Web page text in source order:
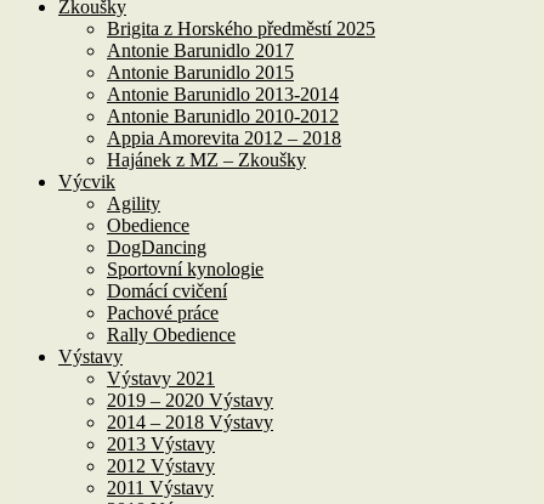
Zkoušky
Brigita z Horského předměstí 2025
Antonie Barunidlo 2017
Antonie Barunidlo 2015
Antonie Barunidlo 2013-2014
Antonie Barunidlo 2010-2012
Appia Amorevita 2012 – 2018
Hajánek z MZ – Zkoušky
Výcvik
Agility
Obedience
DogDancing
Sportovní kynologie
Domácí cvičení
Pachové práce
Rally Obedience
Výstavy
Výstavy 2021
2019 – 2020 Výstavy
2014 – 2018 Výstavy
2013 Výstavy
2012 Výstavy
2011 Výstavy